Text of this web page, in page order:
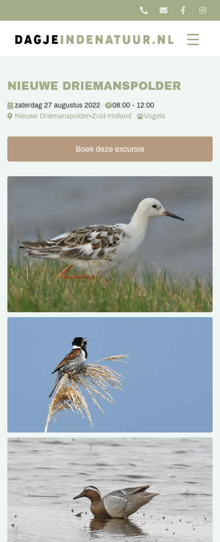
NIEUWE DRIEMANSPOLDER
zaterdag 27 augustus 2022
08:00 - 12:00
Nieuwe Driemanspolder-Zuid-Holland Vogels
Boek deze excursie